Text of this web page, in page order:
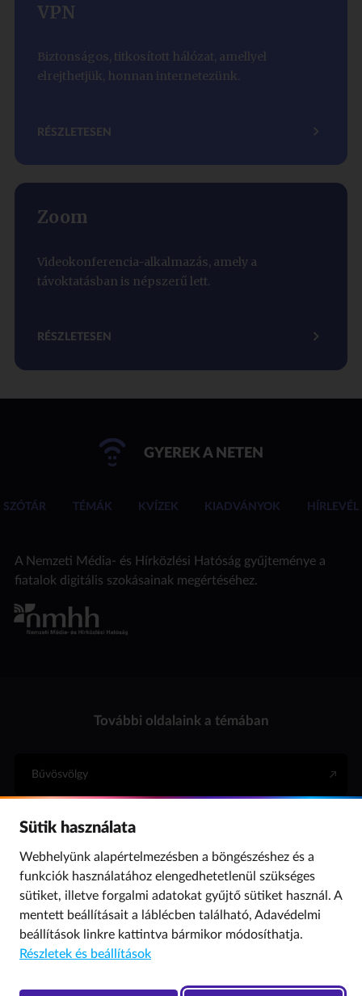
VPN
Biztonságos, titkosított hálózat, amellyel
elrejthetjük, honnan internetezünk.
RÉSZLETESEN
Zoom
Videokonferencia-alkalmazás, amely a
távoktatásban is népszerű lett.
RÉSZLETESEN
GYEREK A NETEN
SZÓTÁR TÉMÁK KVÍZEK KIADVÁNYOK HÍRLEVÉL
A Nemzeti Média- és Hírközlési Hatóság gyűjteménye a
fiatalok digitális szokásainak megértéséhez.
További oldalaink a témában
Bűvösvölgy
Internet Hotline
Para (gyermekvédelem)
© 2019 NMHH Minden jog fenntartva. | Tárhelyszolgáltató: Nemzeti Média- és
Sütik használata
Webhelyünk alapértelmezésben a böngészéshez és a
funkciók használatához elengedhetetlenül szükséges
sütiket, illetve forgalmi adatokat gyűjtő sütiket használ. A
mentett beállításait a láblécben található, Adavédelmi
beállítások linkre kattintva bármikor módosíthatja.
Részletek és beállítások